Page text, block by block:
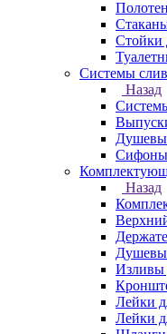
Стойки
Системы
Назад
Сифоны
Назад
Изливы
Лейки
Лейки